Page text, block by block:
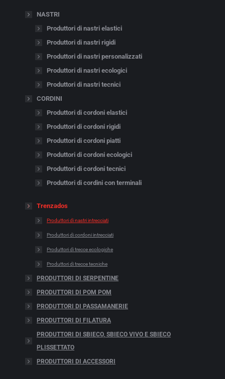
NASTRI
Produttori di nastri elastici
Produttori di nastri rigidi
Produttori di nastri personalizzati
Produttori di nastri ecologici
Produttori di nastri tecnici
CORDINI
Produttori di cordoni elastici
Produttori di cordoni rigidi
Produttori di cordoni piatti
Produttori di cordoni ecologici
Produttori di cordoni tecnici
Produttori di cordini con terminali
Trenzados
Produttori di nastri intrecciati
Produttori di cordoni intrecciati
Produttori di trecce ecologiche
Produttori di trecce tecniche
PRODUTTORI DI SERPENTINE
PRODUTTORI DI POM POM
PRODUTTORI DI PASSAMANERIE
PRODUTTORI DI FILATURA
PRODUTTORI DI SBIECO, SBIECO VIVO E SBIECO
PLISSETTATO
PRODUTTORI DI ACCESSORI